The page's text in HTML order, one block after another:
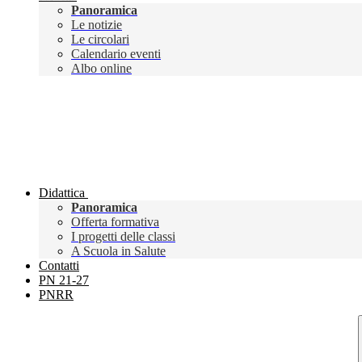
Panoramica
Le notizie
Le circolari
Calendario eventi
Albo online
Didattica
Panoramica
Offerta formativa
I progetti delle classi
A Scuola in Salute
Contatti
PN 21-27
PNRR